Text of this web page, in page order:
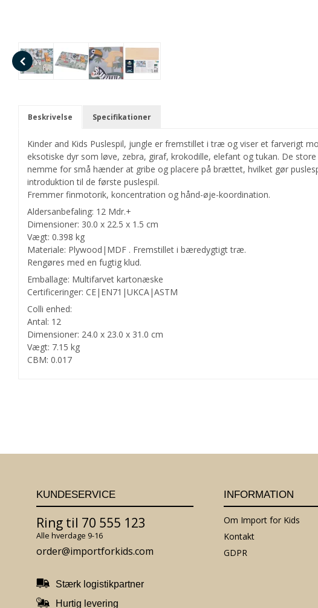
Beskrivelse Specifikationer
Kinder and Kids Puslespil, jungle er fremstillet i træ og viser et farverigt
eksotiske dyr som løve, zebra, giraf, krokodille, elefant og tukan. De
nemme for små hænder at gribe og placere på brættet, hvilket gør
introduktion til de første puslespil.
Fremmer finmotorik, koncentration og hånd-øje-koordination.
Aldersanbefaling: 12 Mdr.+
Dimensioner: 30.0 x 22.5 x 1.5 cm
Vægt: 0.398 kg
Materiale: Plywood|MDF . Fremstillet i bæredygtigt træ.
Rengøres med en fugtig klud.
Emballage: Multifarvet kartonæske
Certificeringer: CE|EN71|UKCA|ASTM
Colli enhed:
Antal: 12
Dimensioner: 24.0 x 23.0 x 31.0 cm
Vægt: 7.15 kg
CBM: 0.017
KUNDESERVICE
Ring til 70 555 123
Alle hverdage 9-16
order@importforkids.com
Stærk logistikpartner
Hurtig levering
INFORMATION
Om Import for Kids
Kontakt
GDPR